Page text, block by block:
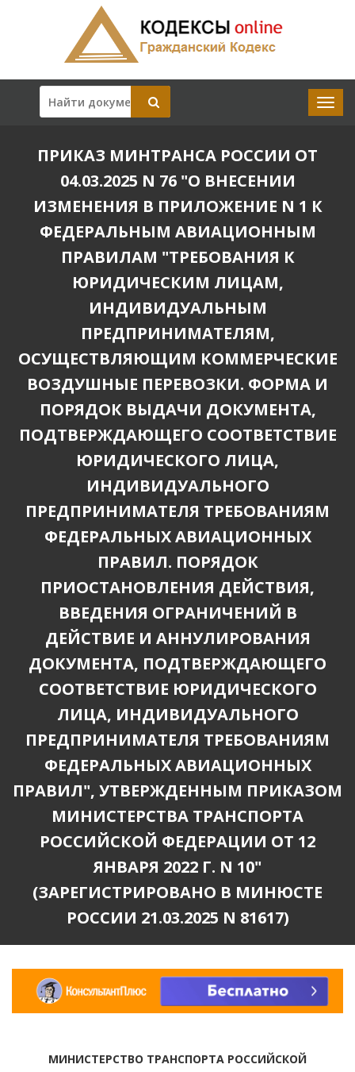
ПРИКАЗ МИНТРАНСА РОССИИ ОТ
04.03.2025 N 76 "О ВНЕСЕНИИ
ИЗМЕНЕНИЯ В ПРИЛОЖЕНИЕ N 1 К
ФЕДЕРАЛЬНЫМ АВИАЦИОННЫМ
ПРАВИЛАМ "ТРЕБОВАНИЯ К
ЮРИДИЧЕСКИМ ЛИЦАМ,
ИНДИВИДУАЛЬНЫМ
ПРЕДПРИНИМАТЕЛЯМ,
ОСУЩЕСТВЛЯЮЩИМ КОММЕРЧЕСКИЕ
ВОЗДУШНЫЕ ПЕРЕВОЗКИ. ФОРМА И
ПОРЯДОК ВЫДАЧИ ДОКУМЕНТА,
ПОДТВЕРЖДАЮЩЕГО СООТВЕТСТВИЕ
ЮРИДИЧЕСКОГО ЛИЦА,
ИНДИВИДУАЛЬНОГО
ПРЕДПРИНИМАТЕЛЯ ТРЕБОВАНИЯМ
ФЕДЕРАЛЬНЫХ АВИАЦИОННЫХ
ПРАВИЛ. ПОРЯДОК
ПРИОСТАНОВЛЕНИЯ ДЕЙСТВИЯ,
ВВЕДЕНИЯ ОГРАНИЧЕНИЙ В
ДЕЙСТВИЕ И АННУЛИРОВАНИЯ
ДОКУМЕНТА, ПОДТВЕРЖДАЮЩЕГО
СООТВЕТСТВИЕ ЮРИДИЧЕСКОГО
ЛИЦА, ИНДИВИДУАЛЬНОГО
ПРЕДПРИНИМАТЕЛЯ ТРЕБОВАНИЯМ
ФЕДЕРАЛЬНЫХ АВИАЦИОННЫХ
ПРАВИЛ", УТВЕРЖДЕННЫМ ПРИКАЗОМ
МИНИСТЕРСТВА ТРАНСПОРТА
РОССИЙСКОЙ ФЕДЕРАЦИИ ОТ 12
ЯНВАРЯ 2022 Г. N 10"
(ЗАРЕГИСТРИРОВАНО В МИНЮСТЕ
РОССИИ 21.03.2025 N 81617)
МИНИСТЕРСТВО ТРАНСПОРТА РОССИЙСКОЙ